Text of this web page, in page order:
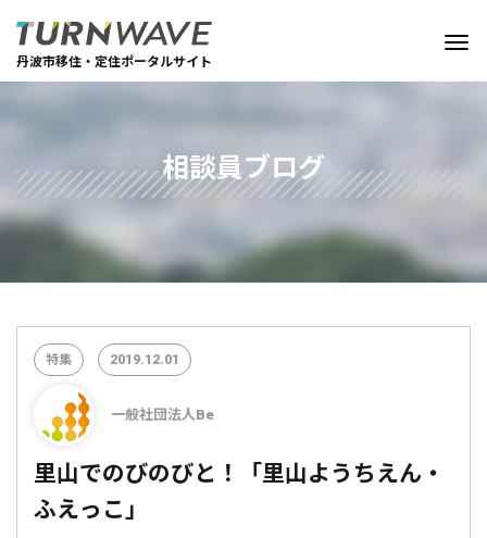
丹波市移住・定住ポータルサイト
相談員ブログ
特集 2019.12.01
一般社団法人Be
里山でのびのびと！「里山ようちえん・
ふえっこ」